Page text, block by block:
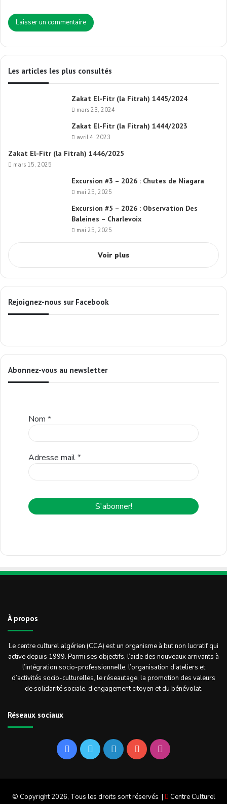
Les articles les plus consultés
Zakat El-Fitr (la Fitrah) 1445/2024
mars 23, 2024
Zakat El-Fitr (la Fitrah) 1444/2023
avril 4, 2023
Zakat El-Fitr (la Fitrah) 1446/2025
mars 15, 2025
Excursion #3 – 2026 : Chutes de Niagara
mai 25, 2025
Excursion #5 – 2026 : Observation Des
Baleines – Charlevoix
mai 25, 2025
Voir plus
Rejoignez-nous sur Facebook
Abonnez-vous au newsletter
Nom *
Adresse mail*
À propos
Le centre culturel algérien (CCA) est un organisme à but non lucratif qui
active depuis 1999. Parmi ses objectifs, l’aide des nouveaux arrivants à
l’intégration socio-professionnelle, l’organisation d’ateliers et
d’activités socio-culturelles, le réseautage, la promotion des valeurs
de solidarité sociale, d’engagement citoyen et du bénévolat.
Réseaux sociaux
FacebookTwitterLinkedinYouTubeInstagram
© Copyright 2026, Tous les droits sont réservés | Centre Culturel